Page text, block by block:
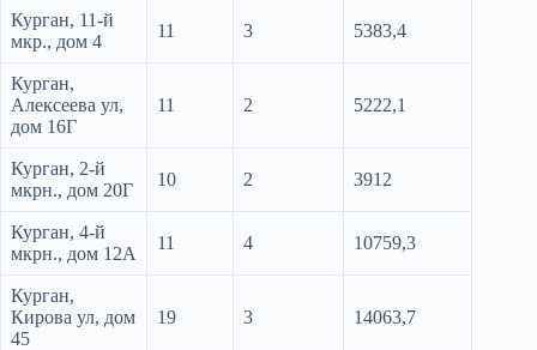
Курган, 11-й
мкр., дом 4
11 3 5383,4
Курган,
Алексеева ул,
дом 16Г
11 2 5222,1
Курган, 2-й
мкрн., дом 20Г
10 2 3912
Курган, 4-й
мкрн., дом 12А
11 4 10759,3
Курган,
Кирова ул, дом
45
19 3 14063,7